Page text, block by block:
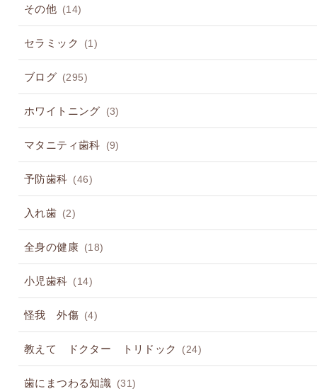
その他 (14)
セラミック (1)
ブログ (295)
ホワイトニング (3)
マタニティ歯科 (9)
予防歯科 (46)
入れ歯 (2)
全身の健康 (18)
小児歯科 (14)
怪我 外傷 (4)
教えて ドクター トリドック (24)
歯にまつわる知識 (31)